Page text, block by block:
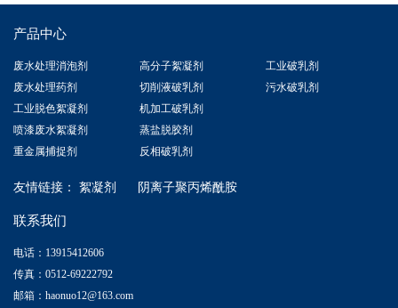
产品中心
废水处理消泡剂
废水处理药剂
工业脱色絮凝剂
喷漆废水絮凝剂
重金属捕捉剂
高分子絮凝剂
切削液破乳剂
机加工破乳剂
蒸盐脱胶剂
反相破乳剂
工业破乳剂
污水破乳剂
友情链接： 絮凝剂 阴离子聚丙烯酰胺
联系我们
电话：13915412606
传真：0512-69222792
邮箱：haonuo12@163.com